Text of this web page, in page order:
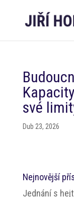
své
Dub 23, 2026
Nejnovější
Jednání s